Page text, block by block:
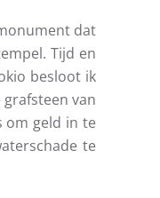
dat
Tijd en
besloot ik
van
om geld in te
te